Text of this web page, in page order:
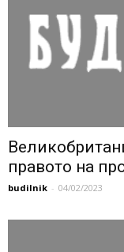
правото на
budilnik - 04/02/2023